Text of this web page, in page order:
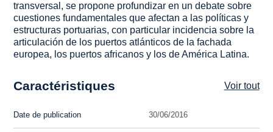
transversal, se propone profundizar en un debate sobre
cuestiones fundamentales que afectan a las políticas y
estructuras portuarias, con particular incidencia sobre la
articulación de los puertos atlánticos de la fachada
europea, los puertos africanos y los de América Latina.
Caractéristiques Voir tout
Date de publication 30/06/2016